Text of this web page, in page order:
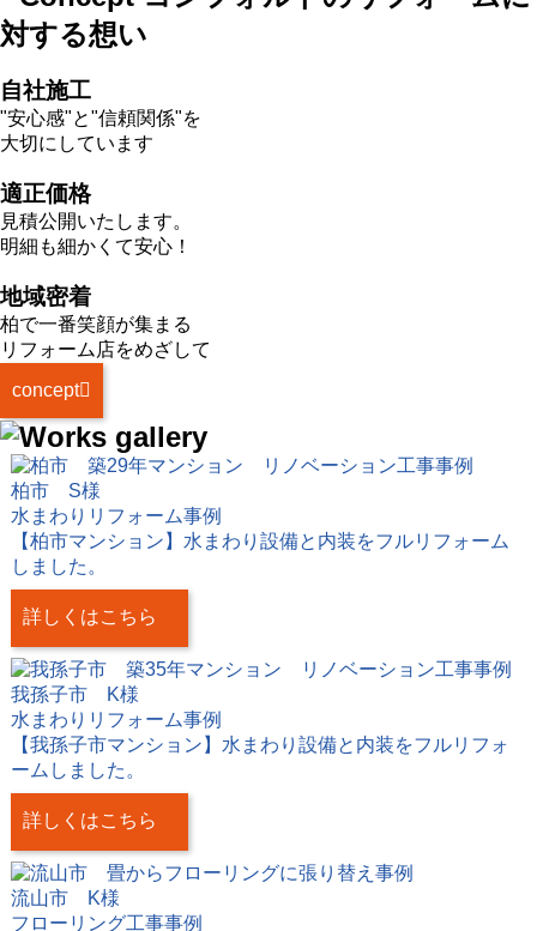
自社施工
"安心感"と"信頼関係"を
大切にしています
適正価格
見積公開いたします。
明細も細かくて安心！
地域密着
柏で一番笑顔が集まる
リフォーム店をめざして
concept
柏市 S様
水まわりリフォーム事例
【柏市マンション】水まわり設備と内装をフルリフォーム
しました。
詳しくはこちら
我孫子市 K様
水まわりリフォーム事例
【我孫子市マンション】水まわり設備と内装をフルリフォ
ームしました。
詳しくはこちら
流山市 K様
フローリング工事事例